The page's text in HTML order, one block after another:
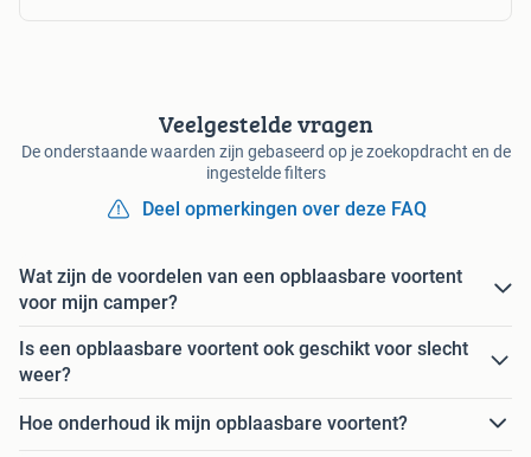
Veelgestelde vragen
De onderstaande waarden zijn gebaseerd op je zoekopdracht en de
ingestelde filters
Deel opmerkingen over deze FAQ
Wat zijn de voordelen van een opblaasbare voortent
voor mijn camper?
Is een opblaasbare voortent ook geschikt voor slecht
weer?
Hoe onderhoud ik mijn opblaasbare voortent?